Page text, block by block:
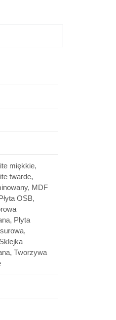
miękkie,
twarde,
MDF
OSB,
Płyta
Tworzywa